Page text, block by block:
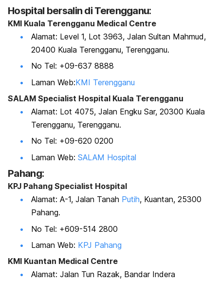
Hospital bersalin di Terengganu:
KMI Kuala Terengganu Medical Centre
Alamat: Level 1, Lot 3963, Jalan Sultan Mahmud,
20400 Kuala Terengganu, Terengganu.
No Tel: +09-637 8888
Laman Web:KMI Terengganu
SALAM Specialist Hospital Kuala Terengganu
Alamat: Lot 4075, Jalan Engku Sar, 20300 Kuala
Terengganu, Terengganu.
No Tel: +09-620 0200
Laman Web: SALAM Hospital
Pahang:
KPJ Pahang Specialist Hospital
Alamat: A-1, Jalan Tanah Putih, Kuantan, 25300
Pahang.
No Tel: +609-514 2800
Laman Web: KPJ Pahang
KMI Kuantan Medical Centre
Alamat: Jalan Tun Razak, Bandar Indera